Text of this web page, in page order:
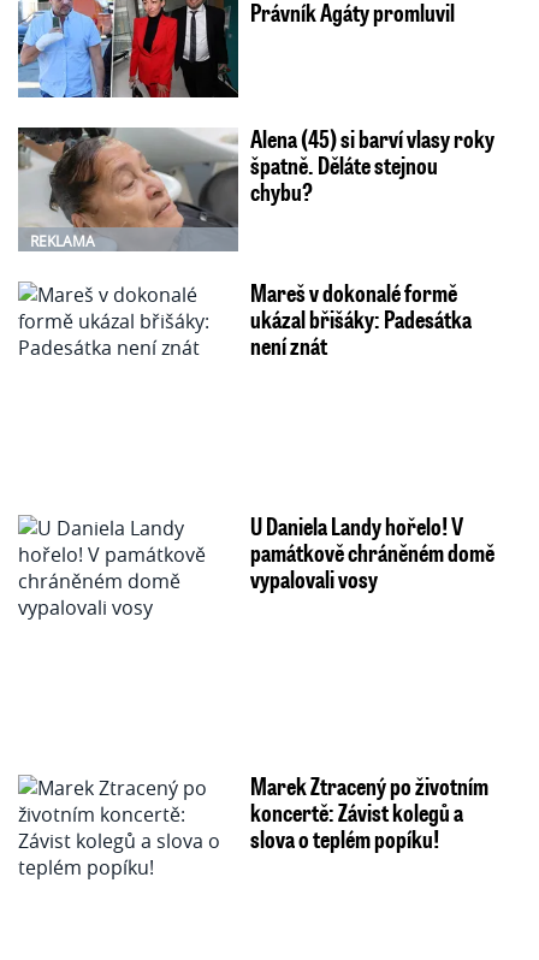
Právník Agáty promluvil
REKLAMA
Alena (45) si barví vlasy roky
špatně. Děláte stejnou
chybu?
Mareš v dokonalé formě
ukázal břišáky: Padesátka
není znát
U Daniela Landy hořelo! V
památkově chráněném domě
vypalovali vosy
Marek Ztracený po životním
koncertě: Závist kolegů a
slova o teplém popíku!